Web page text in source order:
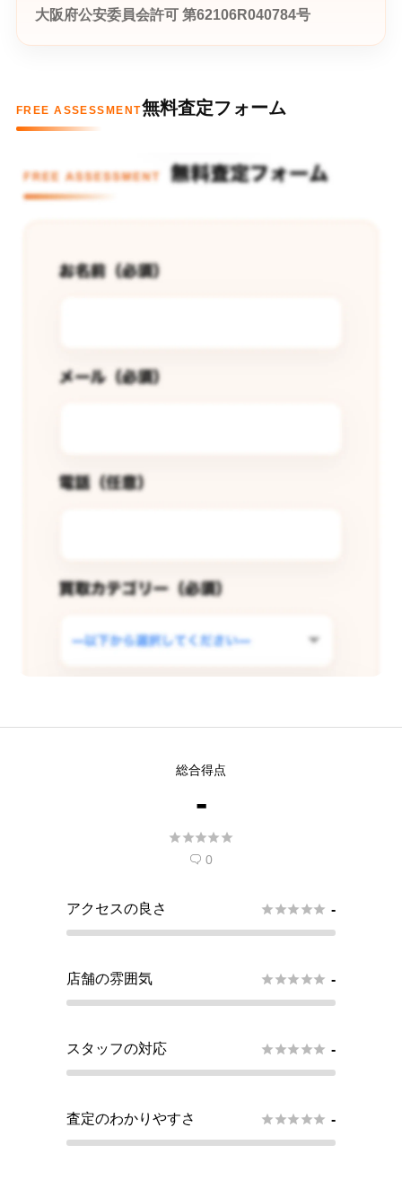
大阪府公安委員会許可 第62106R040784号
FREE ASSESSMENT無料査定フォーム
トする
人 がこの店舗での査定受付開始を希
望しています。
総合得点
-

 0
アクセスの良さ  -
店舗の雰囲気  -
スタッフの対応  -
査定のわかりやすさ  -